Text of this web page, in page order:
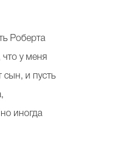
Роберта
у меня
сын, и пусть
иногда